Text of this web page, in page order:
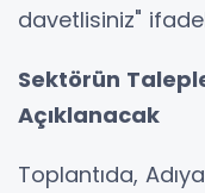
davetlisiniz"
Sektörün
Açıklanacak
Toplantıda,